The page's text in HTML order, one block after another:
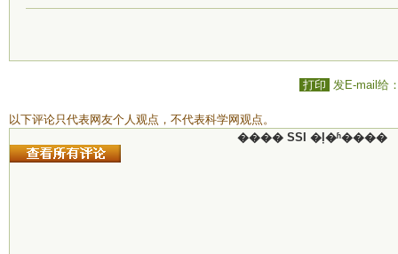
打印 发E-mail给
以下评论只代表网友个人观点，不代表科学网观点。
���� SSI �ļ�ʱ����